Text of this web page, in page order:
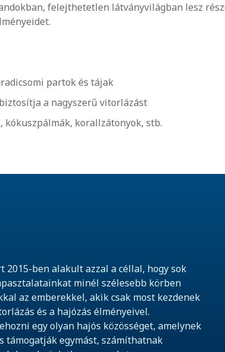
felejthetetlen látványvilágban lesz
partok és tájak
a nagyszerű vitorlázást
kókuszpálmák, korallzátonyok, stb.
2015-ben alakult azzal a céllal, hogy sok
minél szélesebb körben
az emberekkel, akik csak most kezdenek
és a hajózás élményeivel.
egy olyan hajós közösséget, amelynek
támogatják egymást, számíthatnak